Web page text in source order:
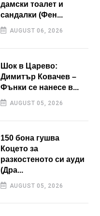
дамски тоалет и
сандалки (Фен...
AUGUST 06, 2026
Шок в Царево:
Димитър Ковачев –
Фънки се нанесе в...
AUGUST 05, 2026
150 бона гушва
Коцето за
разкостеното си ауди
(Дра...
AUGUST 05, 2026